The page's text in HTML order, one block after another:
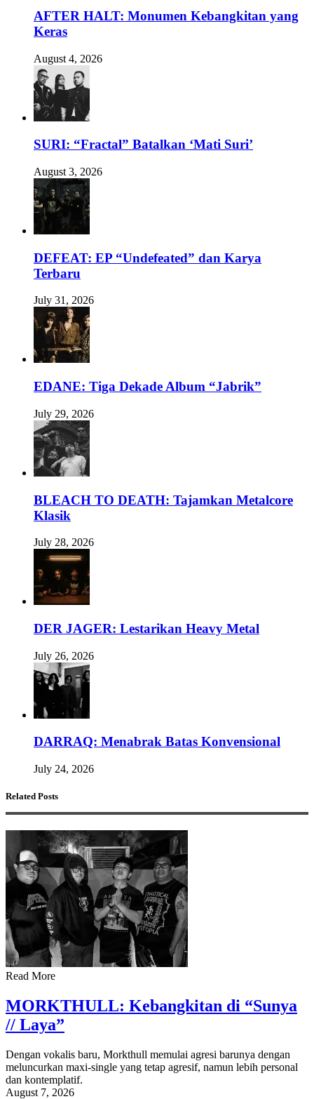
AFTER HALT: Monumen Kebangkitan yang
Keras
August 4, 2026
SURI: “Fractal” Batalkan ‘Mati Suri’
August 3, 2026
DEFEAT: EP “Undefeated” dan Karya
Terbaru
July 31, 2026
EDANE: Tiga Dekade Album “Jabrik”
July 29, 2026
BLEACH TO DEATH: Tajamkan Metalcore
Klasik
July 28, 2026
DER JAGER: Lestarikan Heavy Metal
July 26, 2026
DARRAQ: Menabrak Batas Konvensional
July 24, 2026
Related Posts
Read More
MORKTHULL: Kebangkitan di “Sunya
// Laya”
Dengan vokalis baru, Morkthull memulai agresi barunya dengan
meluncurkan maxi-single yang tetap agresif, namun lebih personal
dan kontemplatif.
August 7, 2026